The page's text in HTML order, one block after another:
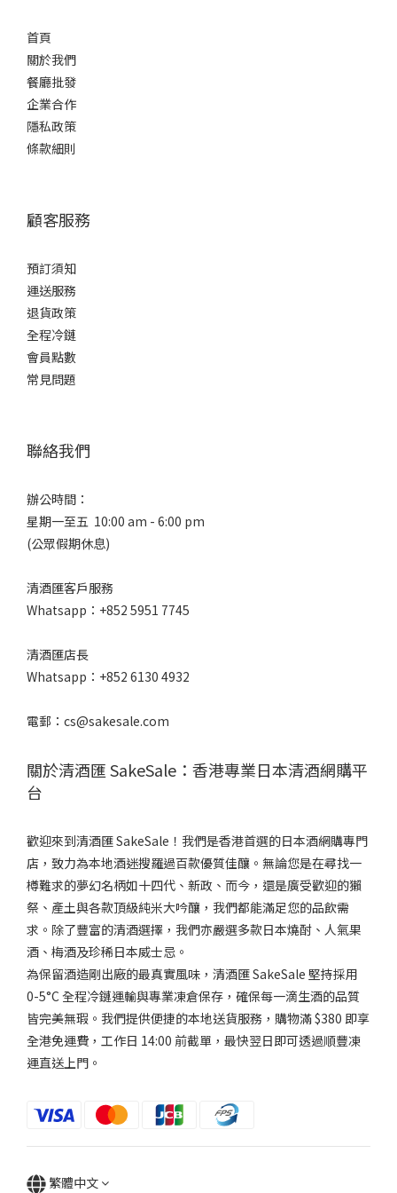
首頁
關於我們
餐廳批發
企業合作
隱私政策
條款細則
顧客服務
預訂須知
運送服務
退貨政策
全程冷鏈
會員點數
常見問題
聯絡我們
辦公時間：
星期一至五 10:00 am - 6:00 pm
(公眾假期休息)
清酒匯客戶服務
Whatsapp：+852 5951 7745
清酒匯店長
Whatsapp：+852 6130 4932
電郵：cs@sakesale.com
關於清酒匯 SakeSale：香港專業日本清酒網購平
台
歡迎來到清酒匯 SakeSale！我們是香港首選的日本酒網購專門
店，致力為本地酒迷搜羅過百款優質佳釀。無論您是在尋找一
樽難求的夢幻名柄如十四代、新政、而今，還是廣受歡迎的獺
祭、產土與各款頂級純米大吟釀，我們都能滿足您的品飲需
求。除了豐富的清酒選擇，我們亦嚴選多款日本燒酎、人氣果
酒、梅酒及珍稀日本威士忌。
為保留酒造剛出廠的最真實風味，清酒匯 SakeSale 堅持採用
0-5°C 全程冷鏈運輸與專業凍倉保存，確保每一滴生酒的品質
皆完美無瑕。我們提供便捷的本地送貨服務，購物滿 $380 即享
全港免運費，工作日 14:00 前截單，最快翌日即可透過順豐凍
運直送上門。
繁體中文